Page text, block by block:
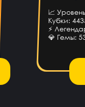
📈
Кубки:
⚡
💎 Гемы:
→ Купить
6 часов
Акк
6 часов
Куплю